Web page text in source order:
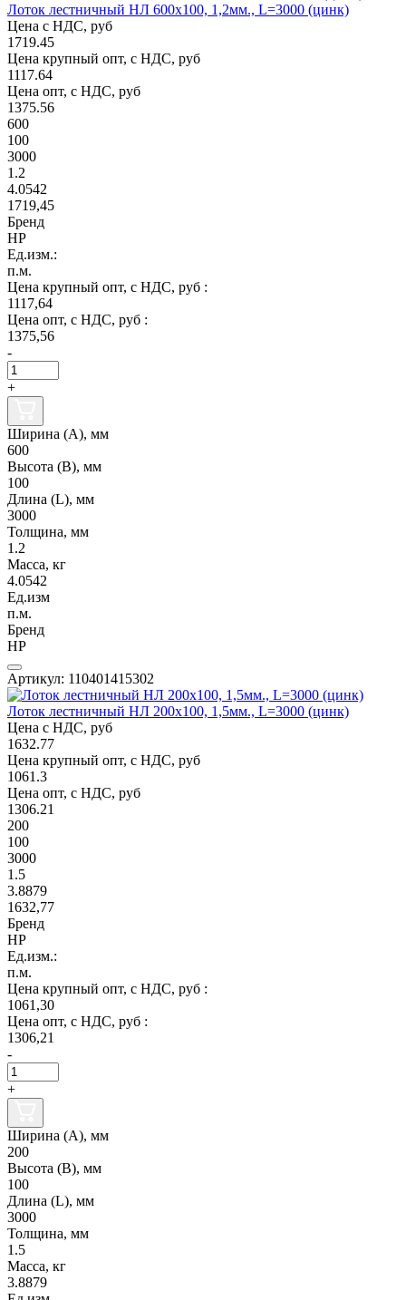
Лоток лестничный НЛ 600х100, 1,2мм., L=3000 (цинк)
Цена с НДС, руб
1719.45
Цена крупный опт, с НДС, руб
1117.64
Цена опт, с НДС, руб
1375.56
600
100
3000
1.2
4.0542
1719,45
Бренд
НР
Ед.изм.:
п.м.
Цена крупный опт, с НДС, руб :
1117,64
Цена опт, с НДС, руб :
1375,56
-
+
Ширина (А), мм
600
Высота (В), мм
100
Длина (L), мм
3000
Толщина, мм
1.2
Масса, кг
4.0542
Ед.изм
п.м.
Бренд
НР
Артикул: 110401415302
Лоток лестничный НЛ 200х100, 1,5мм., L=3000 (цинк)
Цена с НДС, руб
1632.77
Цена крупный опт, с НДС, руб
1061.3
Цена опт, с НДС, руб
1306.21
200
100
3000
1.5
3.8879
1632,77
Бренд
НР
Ед.изм.:
п.м.
Цена крупный опт, с НДС, руб :
1061,30
Цена опт, с НДС, руб :
1306,21
-
+
Ширина (А), мм
200
Высота (В), мм
100
Длина (L), мм
3000
Толщина, мм
1.5
Масса, кг
3.8879